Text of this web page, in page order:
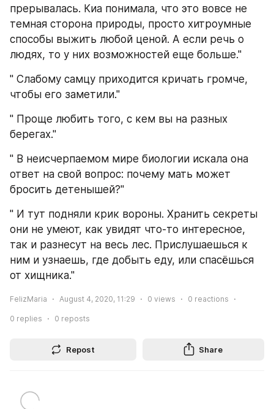
прерывалась. Киа понимала, что это вовсе не
темная сторона природы, просто хитроумные
способы выжить любой ценой. А если речь о
людях, то у них возможностей еще больше."
" Слабому самцу приходится кричать громче,
чтобы его заметили."
" Проще любить того, с кем вы на разных
берегах."
" В неисчерпаемом мире биологии искала она
ответ на свой вопрос: почему мать может
бросить детенышей?"
" И тут подняли крик вороны. Хранить секреты
они не умеют, как увидят что-то интересное,
так и разнесут на весь лес. Прислушаешься к
ним и узнаешь, где добыть еду, или спасёшься
от хищника."
FelizMaria August 4, 2020, 11:29 0 views 0 reactions
0 replies 0 reposts
Repost Share